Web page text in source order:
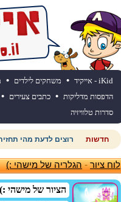
iKid - אייקיד • משחקים לילדים •
הדפסות מדליקות • כתבים צעירים •
סדרות טלוויזיה
חדשות רוצים לדעת מהי
לוח ציור-הגלריה של מישהי :)
הציור של מישהי :) 0